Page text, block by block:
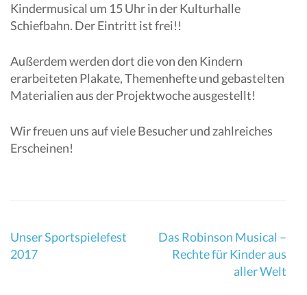
Kindermusical um 15 Uhr in der Kulturhalle
Schiefbahn. Der Eintritt ist frei!!
Außerdem werden dort die von den Kindern
erarbeiteten Plakate, Themenhefte und gebastelten
Materialien aus der Projektwoche ausgestellt!
Wir freuen uns auf viele Besucher und zahlreiches
Erscheinen!
Beitragsnavigation
Unser Sportspielefest
2017
Das Robinson Musical –
Rechte für Kinder aus
aller Welt